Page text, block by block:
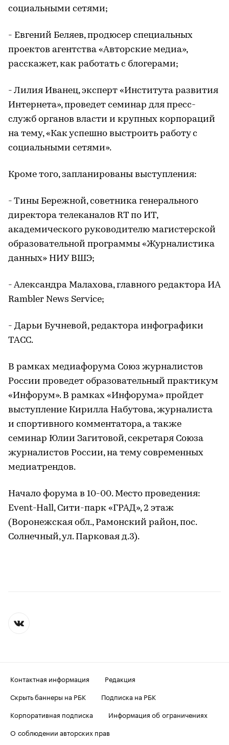
социальными сетями;
- Евгений Беляев, продюсер специальных
проектов агентства «Авторские медиа»,
расскажет, как работать с блогерами;
- Лилия Иванец, эксперт «Института развития
Интернета», проведет семинар для пресс-
служб органов власти и крупных корпораций
на тему, «Как успешно выстроить работу с
социальными сетями».
Кроме того, запланированы выступления:
- Тины Бережной, советника генерального
директора телеканалов RT по ИТ,
академического руководителю магистерской
образовательной программы «Журналистика
данных» НИУ ВШЭ;
- Александра Малахова, главного редактора ИА
Rambler News Service;
- Дарьи Бучневой, редактора инфографики
ТАСС.
В рамках медиафорума Союз журналистов
России проведет образовательный практикум
«Инфорум». В рамках «Инфорума» пройдет
выступление Кирилла Набутова, журналиста
и спортивного комментатора, а также
семинар Юлии Загитовой, секретаря Союза
журналистов России, на тему современных
медиатрендов.
Начало форума в 10-00. Место проведения:
Event-Hall, Сити-парк «ГРАД», 2 этаж
(Воронежская обл., Рамонский район, пос.
Солнечный, ул. Парковая д.3).
Контактная информация
Редакция
Скрыть баннеры на РБК
Подписка на РБК
Корпоративная подписка
Информация об ограничениях
О соблюдении авторских прав